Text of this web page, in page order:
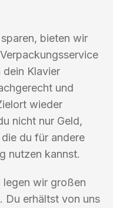
bieten wir
dein Klavier
und
wieder
nicht nur Geld,
du für andere
nutzen kannst.
legen wir großen
Du erhältst von uns